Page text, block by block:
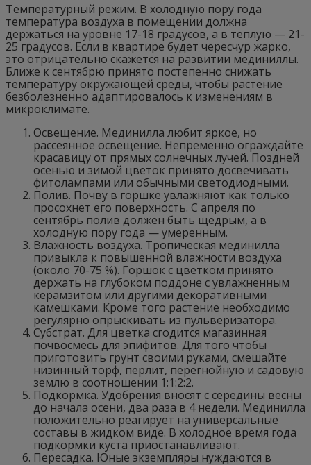
Температурный режим. В холодную пору года
температура воздуха в помещении должна
держаться на уровне 17-18 градусов, а в теплую — 21-
25 градусов. Если в квартире будет чересчур жарко,
это отрицательно скажется на развитии мединиллы.
Ближе к сентябрю принято постепенно снижать
температуру окружающей среды, чтобы растение
безболезненно адаптировалось к изменениям в
микроклимате.
Освещение. Мединилла любит яркое, но
рассеянное освещение. Непременно ограждайте
красавицу от прямых солнечных лучей. Поздней
осенью и зимой цветок принято досвечивать
фитолампами или обычными светодиодными.
Полив. Почву в горшке увлажняют как только
просохнет его поверхность. С апреля по
сентябрь полив должен быть щедрым, а в
холодную пору года — умеренным.
Влажность воздуха. Тропическая мединилла
привыкла к повышенной влажности воздуха
(около 70-75 %). Горшок с цветком принято
держать на глубоком поддоне с увлажненным
керамзитом или другими декоративными
камешками. Кроме того растение необходимо
регулярно опрыскивать из пульверизатора.
Субстрат. Для цветка сгодится магазинная
почвосмесь для эпифитов. Для того чтобы
приготовить грунт своими руками, смешайте
низинный торф, перлит, перегнойную и садовую
землю в соотношении 1:1:2:2.
Подкормка. Удобрения вносят с середины весны
до начала осени, два раза в 4 недели. Мединилла
положительно реагирует на универсальные
составы в жидком виде. В холодное время года
подкормки куста приостанавливают.
Пересадка. Юные экземпляры нуждаются в